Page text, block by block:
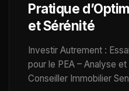
Pratique
et Sérénité
Investir Autrement :
pour le PEA – Analyse
Conseiller Immobilier